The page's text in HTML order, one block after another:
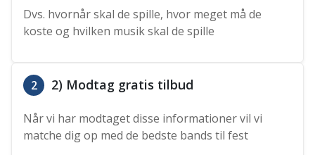
Dvs. hvornår skal de spille, hvor meget må de
koste og hvilken musik skal de spille
2 2) Modtag gratis tilbud
Når vi har modtaget disse informationer vil vi
matche dig op med de bedste bands til fest